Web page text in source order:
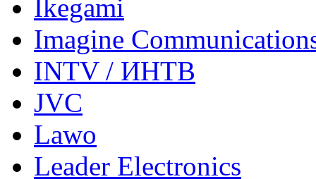
Ikegami
Imagine
INTV / ИНТВ
JVC
Lawo
Leader Electronics